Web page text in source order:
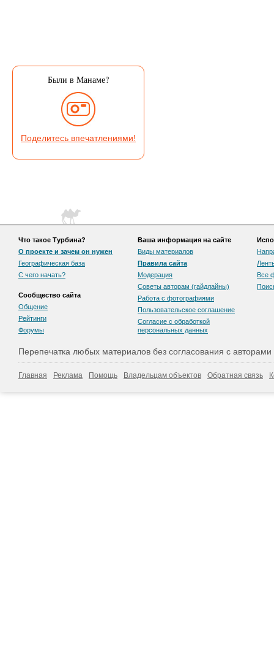
Были в Манаме?
Поделитесь впечатлениями!
Что такое Турбина?
О проекте и зачем он нужен
Географическая база
С чего начать?
Сообщество сайта
Общение
Рейтинги
Форумы
Ваша информация на сайте
Виды материалов
Правила сайта
Модерация
Советы авторам (гайдлайны)
Работа с фотографиями
Пользовательскоe соглашение
Согласие с обработкой
персональных данных
Все
Перепечатка любых материалов без согласования с
Главная Реклама Помощь Владельцам объектов Обратная связь